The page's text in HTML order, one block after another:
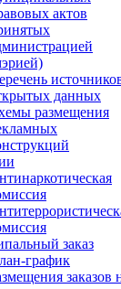
актов
данных
размещения
заказ
график
заказов